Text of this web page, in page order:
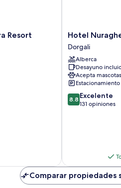
Resort
Hotel
Nuraghe
Arvu
Dorgali
Hotel
Dorgali
Alberca
Desayuno
Acepta mascotas
8.8
de
8.8 Excelente
131 opiniones
Comparar propiedades